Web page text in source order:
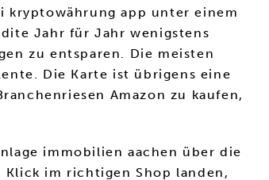
kryptowährung app unter einem
Jahr für Jahr wenigstens
zu entsparen. Die meisten
Die Karte ist übrigens eine
Amazon zu kaufen,
immobilien aachen über die
im richtigen Shop landen,